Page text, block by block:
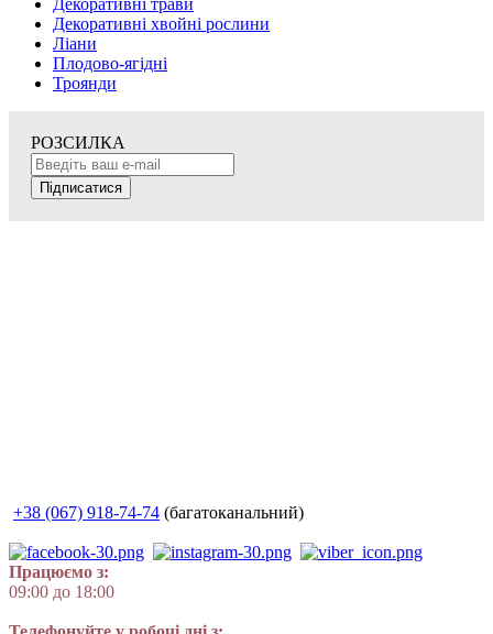
Декоративні хвойні рослини
Ліани
Плодово-ягідні
Троянди
РОЗСИЛКА
Підписатися
+38 (067) 918-74-74 (багатоканальний)
Працюємо з:
09:00 до 18:00